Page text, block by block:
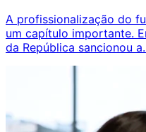
A profissionalização do
um capítulo importante.
da República sancionou